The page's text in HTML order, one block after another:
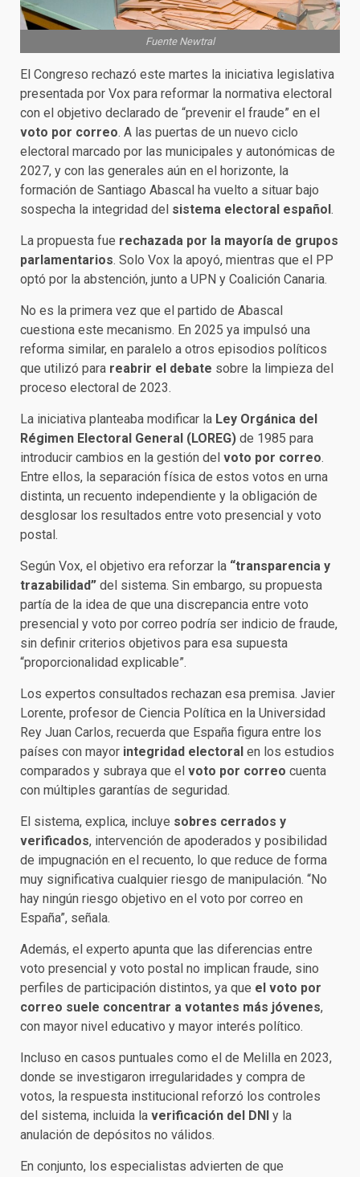
Fuente Newtral
El Congreso rechazó este martes la iniciativa legislativa
presentada por Vox para reformar la normativa electoral
con el objetivo declarado de “prevenir el fraude” en el
voto por correo. A las puertas de un nuevo ciclo
electoral marcado por las municipales y autonómicas de
2027, y con las generales aún en el horizonte, la
formación de Santiago Abascal ha vuelto a situar bajo
sospecha la integridad del sistema electoral español.
La propuesta fue rechazada por la mayoría de grupos
parlamentarios. Solo Vox la apoyó, mientras que el PP
optó por la abstención, junto a UPN y Coalición Canaria.
No es la primera vez que el partido de Abascal
cuestiona este mecanismo. En 2025 ya impulsó una
reforma similar, en paralelo a otros episodios políticos
que utilizó para reabrir el debate sobre la limpieza del
proceso electoral de 2023.
La iniciativa planteaba modificar la Ley Orgánica del
Régimen Electoral General (LOREG) de 1985 para
introducir cambios en la gestión del voto por correo.
Entre ellos, la separación física de estos votos en urna
distinta, un recuento independiente y la obligación de
desglosar los resultados entre voto presencial y voto
postal.
Según Vox, el objetivo era reforzar la “transparencia y
trazabilidad” del sistema. Sin embargo, su propuesta
partía de la idea de que una discrepancia entre voto
presencial y voto por correo podría ser indicio de fraude,
sin definir criterios objetivos para esa supuesta
“proporcionalidad explicable”.
Los expertos consultados rechazan esa premisa. Javier
Lorente, profesor de Ciencia Política en la Universidad
Rey Juan Carlos, recuerda que España figura entre los
países con mayor integridad electoral en los estudios
comparados y subraya que el voto por correo cuenta
con múltiples garantías de seguridad.
El sistema, explica, incluye sobres cerrados y
verificados, intervención de apoderados y posibilidad
de impugnación en el recuento, lo que reduce de forma
muy significativa cualquier riesgo de manipulación. “No
hay ningún riesgo objetivo en el voto por correo en
España”, señala.
Además, el experto apunta que las diferencias entre
voto presencial y voto postal no implican fraude, sino
perfiles de participación distintos, ya que el voto por
correo suele concentrar a votantes más jóvenes,
con mayor nivel educativo y mayor interés político.
Incluso en casos puntuales como el de Melilla en 2023,
donde se investigaron irregularidades y compra de
votos, la respuesta institucional reforzó los controles
del sistema, incluida la verificación del DNI y la
anulación de depósitos no válidos.
En conjunto, los especialistas advierten de que